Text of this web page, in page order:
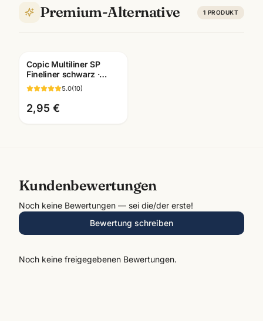
Premium-Alternative 1 PRODUKT
Copic Multiliner SP
Fineliner schwarz ·
pigmentiert ·
nachfüllbar · wählbare
Stärken
5.0(10)
2,95 €
Kundenbewertungen
Noch keine Bewertungen — sei die/der erste!
Bewertung schreiben
Noch keine freigegebenen Bewertungen.